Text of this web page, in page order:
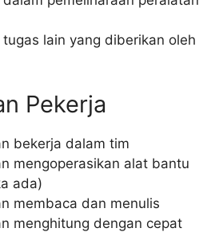
lain yang diberikan oleh
Pekerja
bekerja dalam tim
mengoperasikan alat bantu
ada)
membaca dan menulis
menghitung dengan cepat